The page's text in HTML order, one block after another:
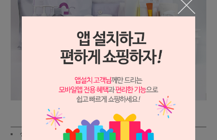
상세보기
상품가 :
298,000원